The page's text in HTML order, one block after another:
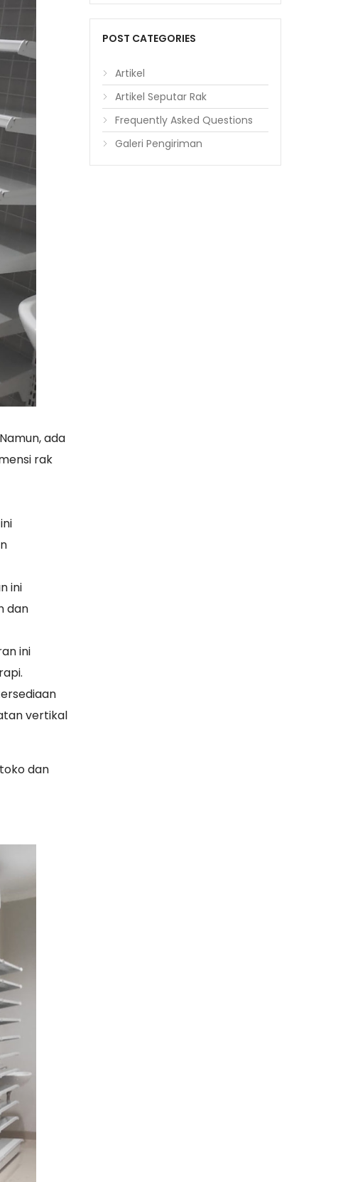
ada
rak
ini
dan
ini
vertikal
dan
POST CATEGORIES
Artikel
Artikel Seputar Rak
Frequently Asked Questions
Galeri Pengiriman